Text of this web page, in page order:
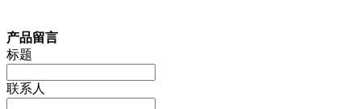
产品留言
标题
联系人